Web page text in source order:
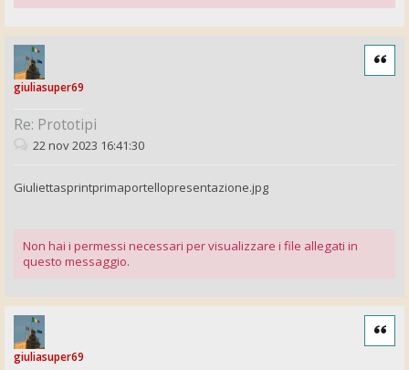
giuliasuper69
Re: Prototipi
Cita
22 nov 2023 16:41:30
Giuliettasprintprimaportellopresentazione.jpg
Non hai i permessi necessari per visualizzare i file allegati in
questo messaggio.
giuliasuper69
Cita